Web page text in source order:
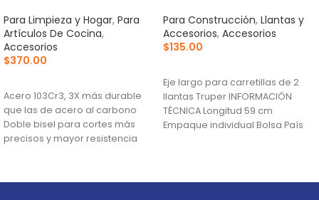
Para Limpieza y Hogar, Para
Artículos De Cocina,
Accesorios
$370.00
Acero 103Cr3, 3X más durable
que las de acero al carbono
Doble bisel para cortes más
precisos y mayor resistencia
Para Construcción, Llantas y
Accesorios, Accesorios
$135.00
Eje largo para carretillas de 2
llantas Truper INFORMACIÓN
TÉCNICA Longitud 59 cm
Empaque individual Bolsa País